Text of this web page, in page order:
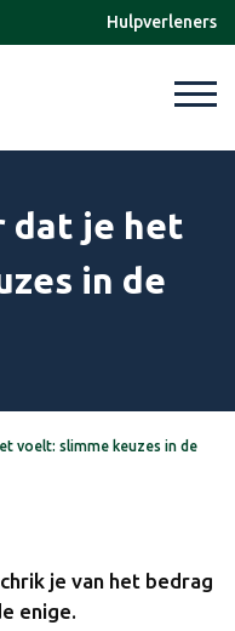
Hulpverleners
dat je het
in de
voelt: slimme keuzes in de
je van het bedrag
enige.